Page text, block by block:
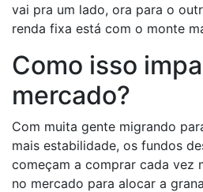
vai pra um lado, ora para o
renda fixa está com o monte
Como isso
mercado?
Com muita gente migrando
mais estabilidade, os fundos
começam a comprar cada vez
no mercado para alocar a